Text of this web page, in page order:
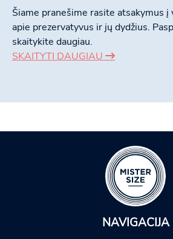
Šiame pranešime rasite atsakymus į
apie prezervatyvus ir jų dydžius.
skaitykite daugiau.
SKAITYTI DAUGIAU
NAVIGACIJA